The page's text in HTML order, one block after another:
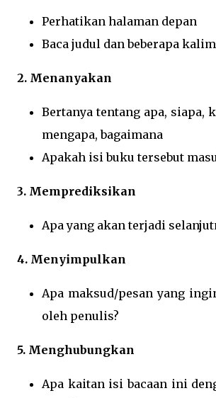
Perhatikan halaman depan
Baca judul dan beberapa
2. Menanyakan
Bertanya tentang apa, siapa,
mengapa, bagaimana
Apakah isi buku tersebut
3. Memprediksikan
Apa yang akan terjadi
4. Menyimpulkan
Apa maksud/pesan yang
oleh penulis?
5. Menghubungkan
Apa kaitan isi bacaan ini